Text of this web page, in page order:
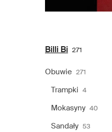
Billi Bi 271
Obuwie 271
Trampki 4
Mokasyny 40
Sandały 53